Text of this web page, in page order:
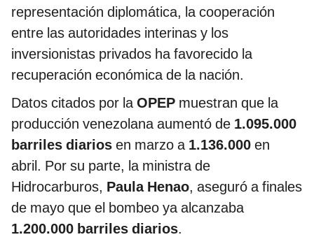
representación diplomática, la cooperación
entre las autoridades interinas y los
inversionistas privados ha favorecido la
recuperación económica de la nación.
Datos citados por la OPEP muestran que la
producción venezolana aumentó de 1.095.000
barriles diarios en marzo a 1.136.000 en
abril. Por su parte, la ministra de
Hidrocarburos, Paula Henao, aseguró a finales
de mayo que el bombeo ya alcanzaba
1.200.000 barriles diarios.